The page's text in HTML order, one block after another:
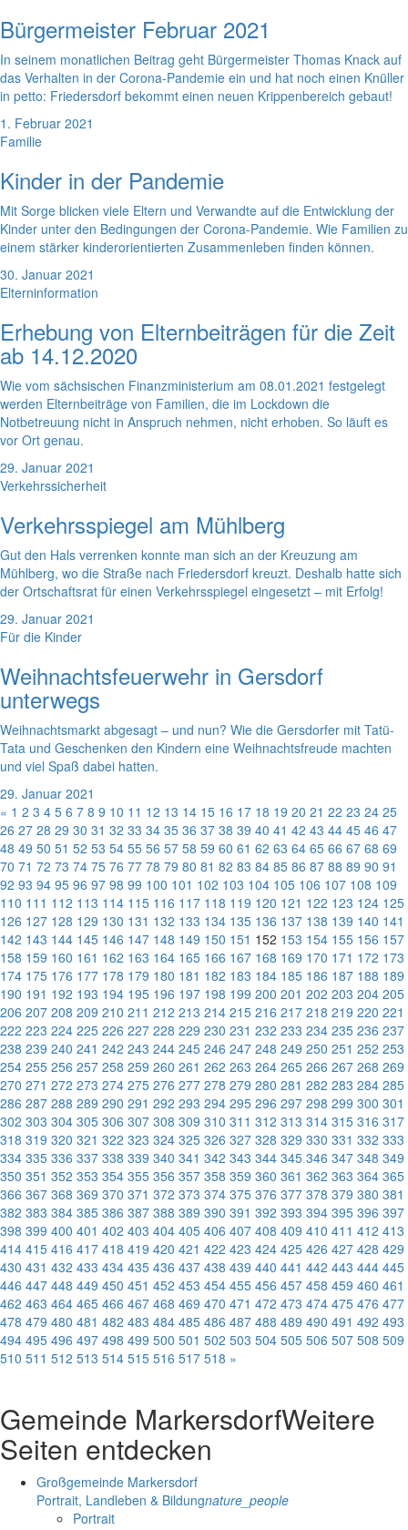
Bürgermeister Februar 2021
In seinem monatlichen Beitrag geht Bürgermeister Thomas Knack auf
das Verhalten in der Corona-Pandemie ein und hat noch einen Knüller
in petto: Friedersdorf bekommt einen neuen Krippenbereich gebaut!
1. Februar 2021
Familie
Kinder in der Pandemie
Mit Sorge blicken viele Eltern und Verwandte auf die Entwicklung der
Kinder unter den Bedingungen der Corona-Pandemie. Wie Familien zu
einem stärker kinderorientierten Zusammenleben finden können.
30. Januar 2021
Elterninformation
Erhebung von Elternbeiträgen für die Zeit
ab 14.12.2020
Wie vom sächsischen Finanzministerium am 08.01.2021 festgelegt
werden Elternbeiträge von Familien, die im Lockdown die
Notbetreuung nicht in Anspruch nehmen, nicht erhoben. So läuft es
vor Ort genau.
29. Januar 2021
Verkehrssicherheit
Verkehrsspiegel am Mühlberg
Gut den Hals verrenken konnte man sich an der Kreuzung am
Mühlberg, wo die Straße nach Friedersdorf kreuzt. Deshalb hatte sich
der Ortschaftsrat für einen Verkehrsspiegel eingesetzt – mit Erfolg!
29. Januar 2021
Für die Kinder
Weihnachtsfeuerwehr in Gersdorf
unterwegs
Weihnachtsmarkt abgesagt – und nun? Wie die Gersdorfer mit Tatü-
Tata und Geschenken den Kindern eine Weihnachtsfreude machten
und viel Spaß dabei hatten.
29. Januar 2021
« 1 2 3 4 5 6 7 8 9 10 11 12 13 14 15 16 17 18 19 20 21 22 23 24 25
26 27 28 29 30 31 32 33 34 35 36 37 38 39 40 41 42 43 44 45 46 47
48 49 50 51 52 53 54 55 56 57 58 59 60 61 62 63 64 65 66 67 68 69
70 71 72 73 74 75 76 77 78 79 80 81 82 83 84 85 86 87 88 89 90 91
92 93 94 95 96 97 98 99 100 101 102 103 104 105 106 107 108 109
110 111 112 113 114 115 116 117 118 119 120 121 122 123 124 125
126 127 128 129 130 131 132 133 134 135 136 137 138 139 140 141
142 143 144 145 146 147 148 149 150 151 152 153 154 155 156 157
158 159 160 161 162 163 164 165 166 167 168 169 170 171 172 173
174 175 176 177 178 179 180 181 182 183 184 185 186 187 188 189
190 191 192 193 194 195 196 197 198 199 200 201 202 203 204 205
206 207 208 209 210 211 212 213 214 215 216 217 218 219 220 221
222 223 224 225 226 227 228 229 230 231 232 233 234 235 236 237
238 239 240 241 242 243 244 245 246 247 248 249 250 251 252 253
254 255 256 257 258 259 260 261 262 263 264 265 266 267 268 269
270 271 272 273 274 275 276 277 278 279 280 281 282 283 284 285
286 287 288 289 290 291 292 293 294 295 296 297 298 299 300 301
302 303 304 305 306 307 308 309 310 311 312 313 314 315 316 317
318 319 320 321 322 323 324 325 326 327 328 329 330 331 332 333
334 335 336 337 338 339 340 341 342 343 344 345 346 347 348 349
350 351 352 353 354 355 356 357 358 359 360 361 362 363 364 365
366 367 368 369 370 371 372 373 374 375 376 377 378 379 380 381
382 383 384 385 386 387 388 389 390 391 392 393 394 395 396 397
398 399 400 401 402 403 404 405 406 407 408 409 410 411 412 413
414 415 416 417 418 419 420 421 422 423 424 425 426 427 428 429
430 431 432 433 434 435 436 437 438 439 440 441 442 443 444 445
446 447 448 449 450 451 452 453 454 455 456 457 458 459 460 461
462 463 464 465 466 467 468 469 470 471 472 473 474 475 476 477
478 479 480 481 482 483 484 485 486 487 488 489 490 491 492 493
494 495 496 497 498 499 500 501 502 503 504 505 506 507 508 509
510 511 512 513 514 515 516 517 518 »
Gemeinde MarkersdorfWeitere
Seiten entdecken
Großgemeinde Markersdorf
Portrait, Landleben & Bildungnature_people
Portrait